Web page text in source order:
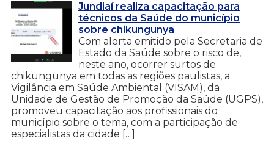
Jundiaí realiza capacitação para
técnicos da Saúde do município
sobre chikungunya
Com alerta emitido pela Secretaria de
Estado da Saúde sobre o risco de,
neste ano, ocorrer surtos de
chikungunya em todas as regiões paulistas, a
Vigilância em Saúde Ambiental (VISAM), da
Unidade de Gestão de Promoção da Saúde (UGPS),
promoveu capacitação aos profissionais do
município sobre o tema, com a participação de
especialistas da cidade […]